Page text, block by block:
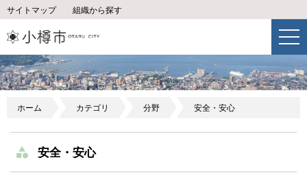
サイトマップ 組織から探す
ホーム カテゴリ 分野 安全・安心
安全・安心